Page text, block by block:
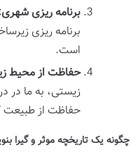
برنامه ریزی
برنامه ریزی
است.
حفاظت از محیط
زیستی، به ما در
حفاظت از
چگونه یک تاریخچه موثر و گیرا